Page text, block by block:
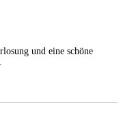
und eine schöne